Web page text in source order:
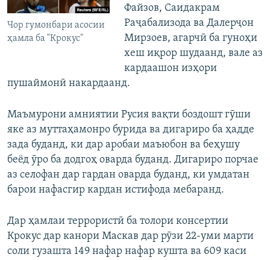
Чор гумонбари асосии
ҳамла ба "Крокус"
Файзов, Саидакрам
Раҷабализода ва Далерҷон
Мирзоев, агарчӣ ба гуноҳи
хеш иқрор шудаанд, вале аз
кардаашон изҳори
пушаймонӣ накардаанд.
Маъмурони амниятии Русия вақти боздошт гӯши
яке аз муттаҳамонро бурида ва дигариро ба ҳадде
зада буданд, ки дар аробаи маъюбон ва беҳушу
беёд ӯро ба додгоҳ оварда буданд. Дигариро порчае
аз селофан дар гардан оварда буданд, ки умдатан
барои нафасгир кардан истифода мебаранд.
Дар ҳамлаи террористӣ ба толори консертии
Крокус дар канори Маскав дар рӯзи 22-уми марти
соли гузашта 149 нафар нафар кушта ва 609 каси